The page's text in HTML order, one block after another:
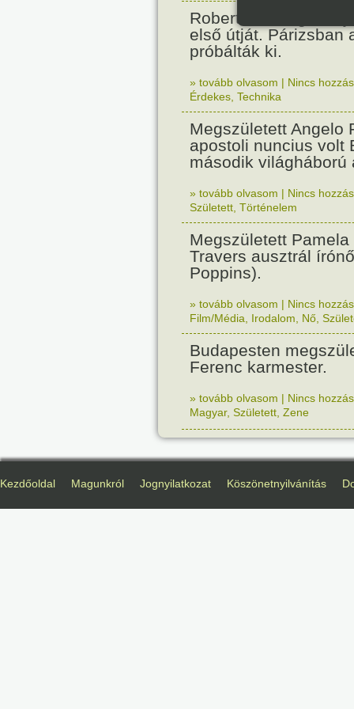
Robert Fulton
első útját. Párizsban
próbálták ki.
» tovább olvasom | Nincs
Érdekes Technika
Megszületett Angelo
apostoli nuncius volt
második világháború
» tovább olvasom | Nincs
Született Történelem
Megszületett Pamela
Travers ausztrál
Poppins).
» tovább olvasom | Nincs
Film/Média
Irodalom Nő
Budapesten
Ferenc karmester.
» tovább olvasom | Nincs
Magyar, Született Zene
Kezdőoldal Magunkról Jognyilatkozat Köszönetnyilvánítás